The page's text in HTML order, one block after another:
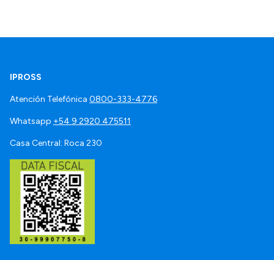
IPROSS
Atención Telefónica 0800-333-4776
Whatsapp +54 9 2920 475511
Casa Central: Roca 230